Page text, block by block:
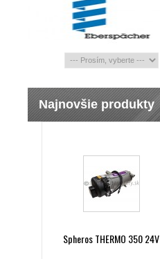
Najnovšie produkty
Spheros THERMO 350 24V